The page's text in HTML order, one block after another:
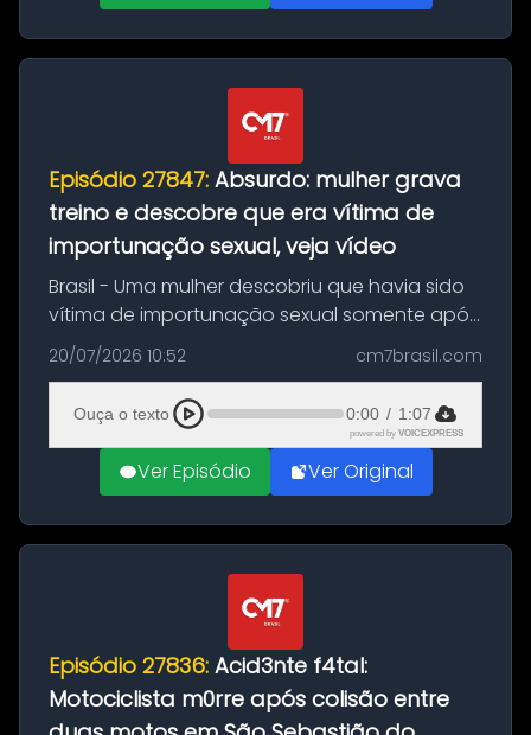
Episódio 27847: Absurdo: mulher grava
treino e descobre que era vítima de
importunação sexual, veja vídeo
Brasil - Uma mulher descobriu que havia sido
vítima de importunação sexual somente após
assistir a um vídeo que gravou enquanto
treinava na academia de um condomínio em
Feira de Santana, na Bahia. O c...
20/07/2026 10:52 cm7brasil.com
Ouça o texto 0:00 / 1:07
powered by VOICEXPRESS
Ver Episódio Ver Original
Episódio 27836: Acid3nte f4tal:
Motociclista m0rre após colisão entre